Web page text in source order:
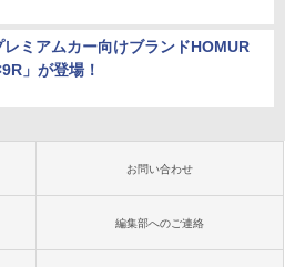
レミアムカー向けブランドHOMUR
」が登場！
お問い合わせ
編集部へのご連絡